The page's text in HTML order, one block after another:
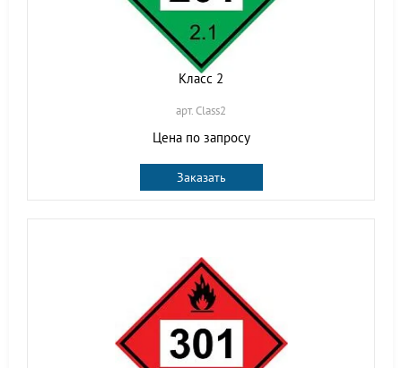
Класс 2
арт. Class2
Цена по запросу
Заказать